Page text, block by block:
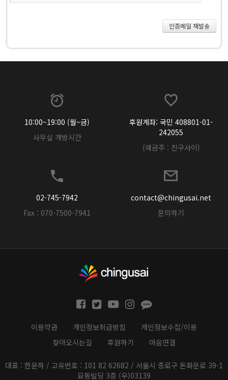
10:00~19:00 (월~금)
사무실 개방시간
후원계좌: 국민 408801-01-
242055
(예금주 : 친구사이)
02-745-7942
Fax : 070-7500-7941
contact@chingusai.net
문의하기
이용약관 개인정보취급방침
개인정보수집/이용
찾아오시는길
후원하기 마음연결
대표 : 한윤하 / 고유번호 : 101 82 62682 / 서울시 종로구 돈화문로 39-1
묘동빌딩 3층 (우)03139